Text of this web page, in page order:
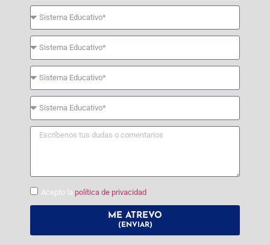
Acepto la política de privacidad
ME ATREVO
(ENVIAR)